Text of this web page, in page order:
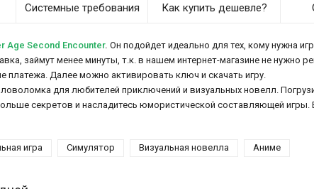
Системные требования Как купить дешевле?
Age Second Encounter. Он подойдет идеально для тех, кому нужна
займут менее минуты, т.к. в нашем интернет-магазине не нужно
платежа. Далее можно активировать ключ и скачать игру.
для любителей приключений и визуальных новелл.
секретов и насладитесь юмористической составляющей
игра Симулятор Визуальная новелла Аниме